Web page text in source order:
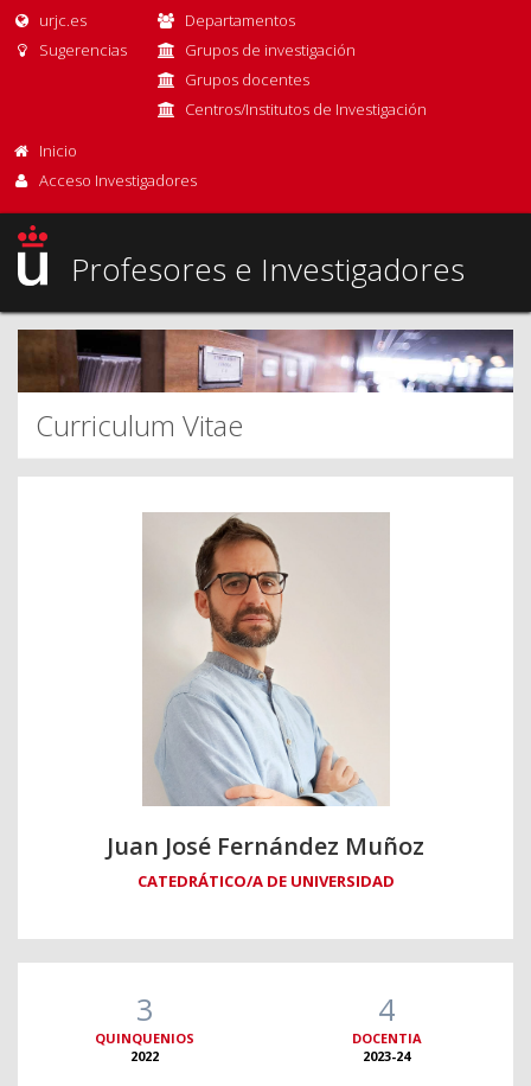
urjc.es
Sugerencias
Departamentos
Grupos de investigación
Grupos docentes
Centros/Institutos de Investigación
Inicio
Acceso Investigadores
Profesores e Investigadores
Curriculum Vitae
Juan José Fernández Muñoz
CATEDRÁTICO/A DE UNIVERSIDAD
3
QUINQUENIOS
2022
4
DOCENTIA
2023-24